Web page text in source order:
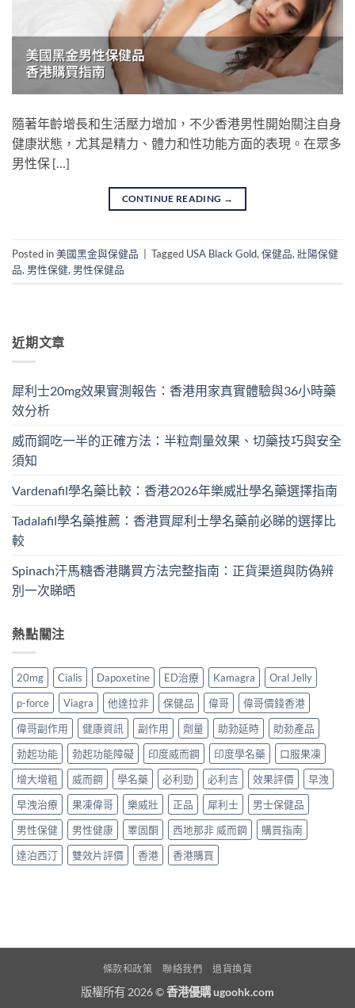
隨著年齡增長和生活壓力增加，不少香港男性開始關注自身
健康狀態，尤其是精力、體力和性功能方面的表現。在眾多
男性保 […]
CONTINUE READING →
Posted in美國黑金與保健品 Tagged USA Black Gold, 保健品, 壯陽保健
品, 男性保健, 男性保健品
近期文章
犀利士20mg效果實測報告：香港用家真實體驗與36小時藥
效分析
威而鋼吃一半的正確方法：半粒劑量效果、切藥技巧與安全
須知
Vardenafil學名藥比較：香港2026年樂威壯學名藥選擇指南
Tadalafil學名藥推薦：香港買犀利士學名藥前必睇的選擇比
較
Spinach汗馬糖香港購買方法完整指南：正貨渠道與防偽辨
別一次睇晒
熱點關注
20mg Cialis Dapoxetine ED治療 Kamagra
Oral Jelly
p-force
Viagra 他達拉非 保健品 偉哥
偉哥價錢香港
偉哥副作用
健康資訊 副作用 劑量 助勃延時
助勃產品
勃起功能
勃起功能障礙 印度威而鋼 印度學名藥
口服果凍
增大增粗
威而鋼 學名藥 必利勁 必利吉 效果評價
早洩
早洩治療
果凍偉哥 樂威壯 正品 犀利士
男士保健品
男性保健
男性健康 睪固酮 西地那非 威而鋼
購買指南
達泊西汀
雙效片評價 香港 香港購買
條款和政策 聯絡我們 退貨換貨
版權所有 2026 ©香港優購 ugoohk.com